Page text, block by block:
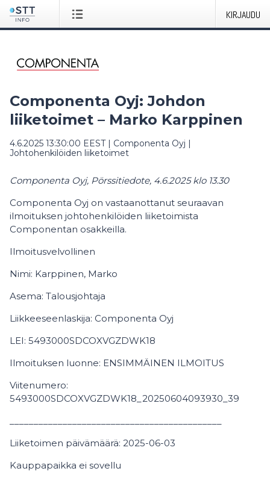
KIRJAUDU
Componenta Oyj: Johdon
liiketoimet – Marko Karppinen
4.6.2025 13:30:00 EEST| Componenta Oyj |
Johtohenkilöiden liiketoimet
Componenta Oyj, Pörssitiedote, 4.6.2025 klo 13.30
Componenta Oyj on vastaanottanut seuraavan
ilmoituksen johtohenkilöiden liiketoimista
Componentan osakkeilla.
Ilmoitusvelvollinen
Nimi: Karppinen, Marko
Asema: Talousjohtaja
Liikkeeseenlaskija: Componenta Oyj
LEI: 5493000SDCOXVGZDWK18
Ilmoituksen luonne: ENSIMMÄINEN ILMOITUS
Viitenumero:
5493000SDCOXVGZDWK18_20250604093930_39
Liiketoimen päivämäärä: 2025-06-03
Kauppapaikka ei sovellu